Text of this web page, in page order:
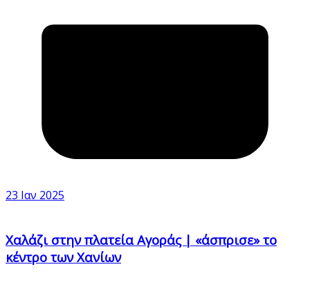
23 Ιαν 2025
Χαλάζι στην πλατεία Αγοράς | «άσπρισε» το
κέντρο των Χανίων